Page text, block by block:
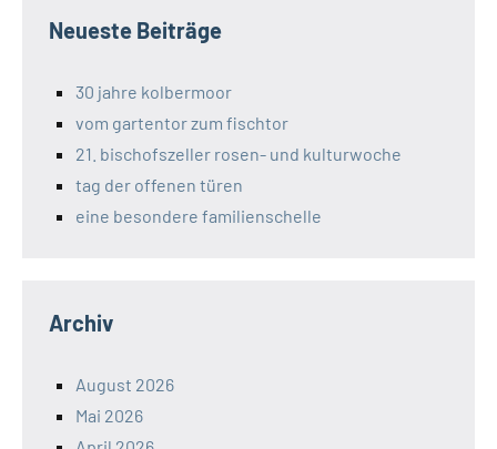
Neueste Beiträge
30 jahre kolbermoor
vom gartentor zum fischtor
21. bischofszeller rosen- und kulturwoche
tag der offenen türen
eine besondere familienschelle
Archiv
August 2026
Mai 2026